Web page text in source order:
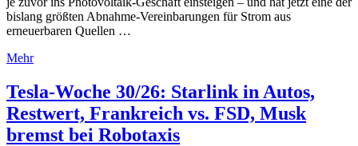
bislang größten Abnahme-Vereinbarungen für Strom aus
erneuerbaren Quellen …
Mehr
Tesla-Woche 30/26: Starlink in Autos,
Restwert, Frankreich vs. FSD, Musk
bremst bei Robotaxis